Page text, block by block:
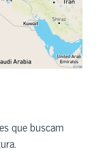
que buscam